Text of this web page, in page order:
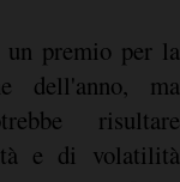
premio per la
dell'anno, ma
risultare
e di volatilità